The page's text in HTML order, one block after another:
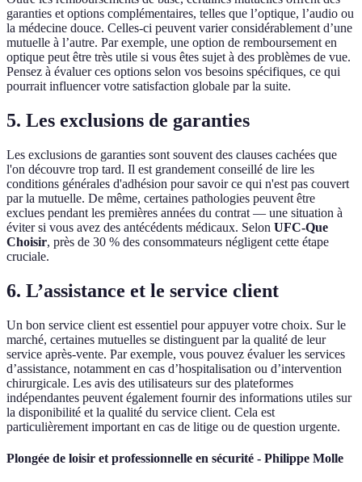
garanties et options complémentaires, telles que l’optique, l’audio ou
la médecine douce. Celles-ci peuvent varier considérablement d’une
mutuelle à l’autre. Par exemple, une option de remboursement en
optique peut être très utile si vous êtes sujet à des problèmes de vue.
Pensez à évaluer ces options selon vos besoins spécifiques, ce qui
pourrait influencer votre satisfaction globale par la suite.
5. Les exclusions de garanties
Les exclusions de garanties sont souvent des clauses cachées que
l'on découvre trop tard. Il est grandement conseillé de lire les
conditions générales d'adhésion pour savoir ce qui n'est pas couvert
par la mutuelle. De même, certaines pathologies peuvent être
exclues pendant les premières années du contrat — une situation à
éviter si vous avez des antécédents médicaux. Selon UFC-Que
Choisir, près de 30 % des consommateurs négligent cette étape
cruciale.
6. L’assistance et le service client
Un bon service client est essentiel pour appuyer votre choix. Sur le
marché, certaines mutuelles se distinguent par la qualité de leur
service après-vente. Par exemple, vous pouvez évaluer les services
d’assistance, notamment en cas d’hospitalisation ou d’intervention
chirurgicale. Les avis des utilisateurs sur des plateformes
indépendantes peuvent également fournir des informations utiles sur
la disponibilité et la qualité du service client. Cela est
particulièrement important en cas de litige ou de question urgente.
Plongée de loisir et professionnelle en sécurité - Philippe Molle